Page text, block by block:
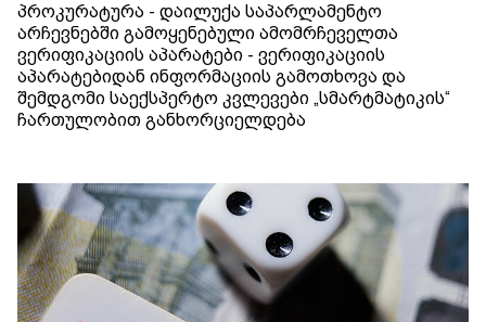
პროკურატურა - დაილუქა საპარლამენტო
არჩევნებში გამოყენებული ამომრჩეველთა
ვერიფიკაციის აპარატები - ვერიფიკაციის
აპარატებიდან ინფორმაციის გამოთხოვა და
შემდგომი საექსპერტო კვლევები „სმარტმატიკის“
ჩართულობით განხორციელდება